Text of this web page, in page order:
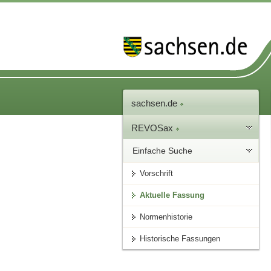
sachsen.de
REVOSax
Einfache Suche
Vorschrift
Aktuelle Fassung
Normenhistorie
Historische Fassungen